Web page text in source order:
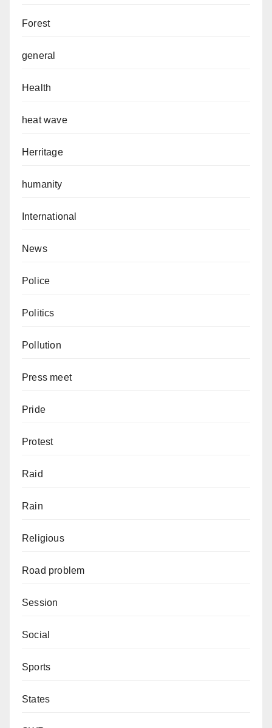
Forest
general
Health
heat wave
Herritage
humanity
International
News
Police
Politics
Pollution
Press meet
Pride
Protest
Raid
Rain
Religious
Road problem
Session
Social
Sports
States